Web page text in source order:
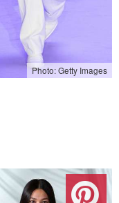
Photo: Getty Images